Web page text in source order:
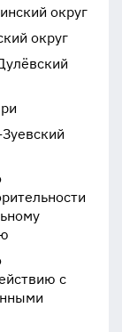
округ
округ
с